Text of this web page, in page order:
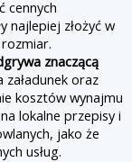
cennych
najlepiej złożyć w
znaczącą
oraz
kosztów wynajmu
lokalne przepisy i
jako że
usług.